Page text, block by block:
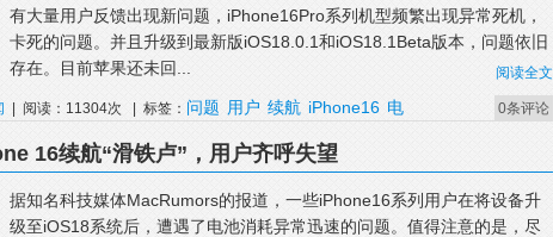
有大量用户反馈出现新问题，iPhone16Pro系列机型频繁出现异常死机，
卡死的问题。并且升级到最新版iOS18.0.1和iOS18.1Beta版本，问题依旧
存在。目前苹果还未回...
阅读全文
0条评论
| 阅读：11304次 | 标签： 问题 用户 续航 iPhone16 电
16续航“滑铁卢”，用户齐呼失望
据知名科技媒体MacRumors的报道，一些iPhone16系列用户在将设备升
级至iOS18系统后，遭遇了电池消耗异常迅速的问题。值得注意的是，尽